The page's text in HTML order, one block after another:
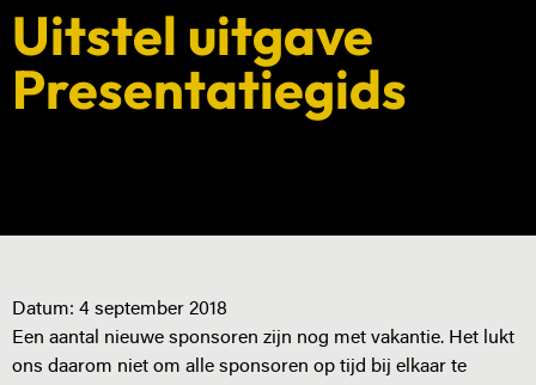
Uitstel uitgave
Presentatiegids
Datum: 4 september 2018
Een aantal nieuwe sponsoren zijn nog met vakantie. Het lukt
ons daarom niet om alle sponsoren op tijd bij elkaar te